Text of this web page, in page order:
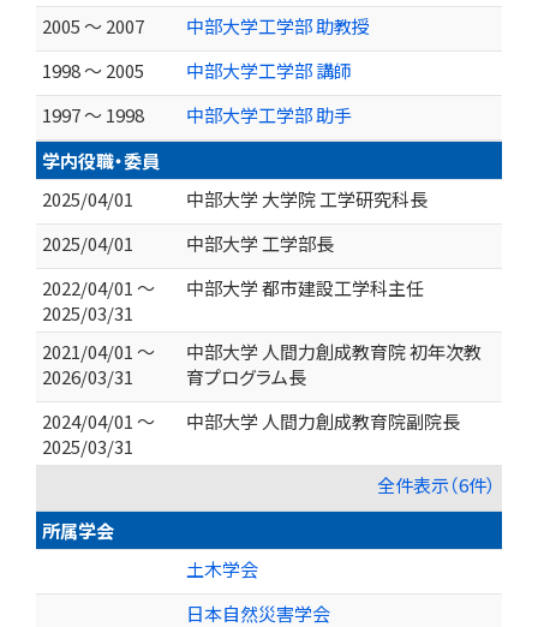
2005 ～ 2007
中部大学工学部 助教授
1998 ～ 2005
中部大学工学部 講師
1997 ～ 1998
中部大学工学部 助手
学内役職・委員
2025/04/01
中部大学 大学院 工学研究科長
2025/04/01
中部大学 工学部長
2022/04/01 ～
2025/03/31
中部大学 都市建設工学科主任
2021/04/01 ～
2026/03/31
中部大学 人間力創成教育院 初年次教
育プログラム長
2024/04/01 ～
2025/03/31
中部大学 人間力創成教育院副院長
全件表示（6件）
所属学会
土木学会
日本自然災害学会